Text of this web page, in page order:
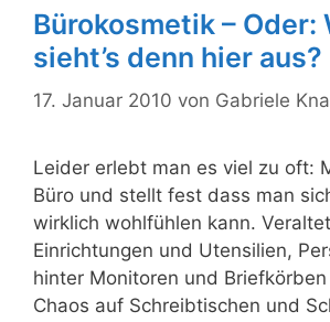
Bürokosmetik – Oder:
sieht’s denn hier aus?
17. Januar 2010 von Gabriele
Leider erlebt man es viel zu oft:
Büro und stellt fest dass man
wirklich wohlfühlen kann.
Einrichtungen und Utensilien,
hinter Monitoren und
Chaos auf Schreibtischen und